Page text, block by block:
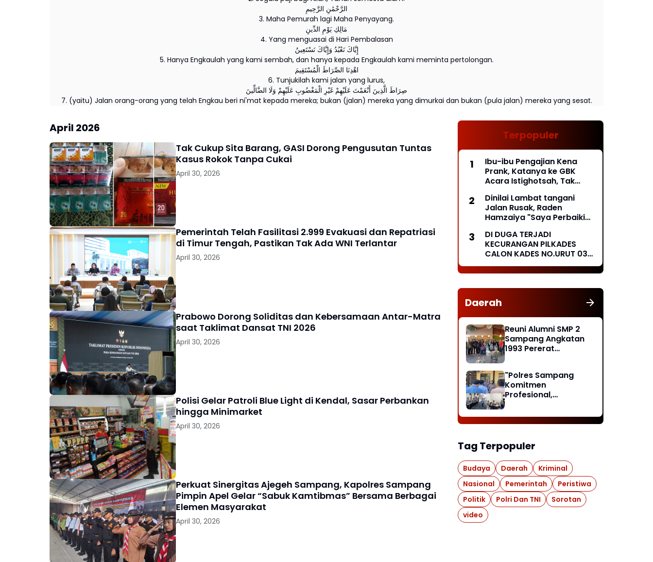
الرَّحْمَٰنِ الرَّحِيمِ
3. Maha Pemurah lagi Maha Penyayang.
مَالِكِ يَوْمِ الدِّينِ
4. Yang menguasai di Hari Pembalasan
إِيَّاكَ نَعْبُدُ وَإِيَّاكَ نَسْتَعِينُ
5. Hanya Engkaulah yang kami sembah, dan hanya kepada Engkaulah kami meminta pertolongan.
اهْدِنَا الصِّرَاطَ الْمُسْتَقِيمَ
6. Tunjukilah kami jalan yang lurus,
صِرَاطَ الَّذِينَ أَنْعَمْتَ عَلَيْهِمْ غَيْرِ الْمَغْضُوبِ عَلَيْهِمْ وَلَا الضَّالِّينَ
7. (yaitu) Jalan orang-orang yang telah Engkau beri ni'mat kepada mereka; bukan (jalan) mereka yang dimurkai dan bukan (pula jalan) mereka yang sesat.
April 2026
Tak Cukup Sita Barang, GASI Dorong Pengusutan Tuntas
Kasus Rokok Tanpa Cukai
April 30, 2026
Pemerintah Telah Fasilitasi 2.999 Evakuasi dan Repatriasi
di Timur Tengah, Pastikan Tak Ada WNI Terlantar
April 30, 2026
Prabowo Dorong Soliditas dan Kebersamaan Antar-Matra
saat Taklimat Dansat TNI 2026
April 30, 2026
Polisi Gelar Patroli Blue Light di Kendal, Sasar Perbankan
hingga Minimarket
April 30, 2026
Perkuat Sinergitas Ajegeh Sampang, Kapolres Sampang
Pimpin Apel Gelar “Sabuk Kamtibmas” Bersama Berbagai
Elemen Masyarakat
April 30, 2026
Terpopuler
Ibu-ibu Pengajian Kena
Prank, Katanya ke GBK
Acara Istighotsah, Tak
Jokowi, Mau Pulang Pintu
Exit Ditutup*
Dinilai Lambat tangani
Jalan Rusak, Raden
Hamzaiya "Saya Perbaiki
Masyarakat "
DI DUGA TERJADI
KECURANGAN PILKADES
CALON KADES NO.URUT 03
MENGGUGAT
Daerah
Reuni Alumni SMP 2
Sampang Angkatan
1993 Pererat
Wafat dan Santuni
Anak Yatim
"Polres Sampang
Komitmen
Profesional,
Lapor Jika Temukan
Pelanggaran"
Tag Terpopuler
Budaya Daerah
Kriminal
Nasional
Pemerintah
Peristiwa
Politik
Polri Dan TNI
Sorotan
video